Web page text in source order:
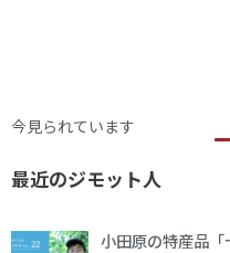
今見られています
最近のジモット人
小田原の特産品